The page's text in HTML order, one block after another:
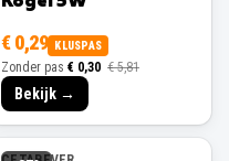
€ 0,29 KLUSPAS
Zonder pas € 0,30 € 5,81
Bekijk →